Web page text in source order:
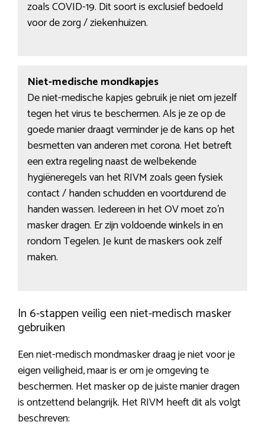
zoals COVID-19. Dit soort is exclusief bedoeld
voor de zorg / ziekenhuizen.
Niet-medische mondkapjes
De niet-medische kapjes gebruik je niet om jezelf
tegen het virus te beschermen. Als je ze op de
goede manier draagt verminder je de kans op het
besmetten van anderen met corona. Het betreft
een extra regeling naast de welbekende
hygiëneregels van het RIVM zoals geen fysiek
contact / handen schudden en voortdurend de
handen wassen. Iedereen in het OV moet zo’n
masker dragen. Er zijn voldoende winkels in en
rondom Tegelen. Je kunt de maskers ook zelf
maken.
In 6-stappen veilig een niet-medisch masker
gebruiken
Een niet-medisch mondmasker draag je niet voor je
eigen veiligheid, maar is er om je omgeving te
beschermen. Het masker op de juiste manier dragen
is ontzettend belangrijk. Het RIVM heeft dit als volgt
beschreven: